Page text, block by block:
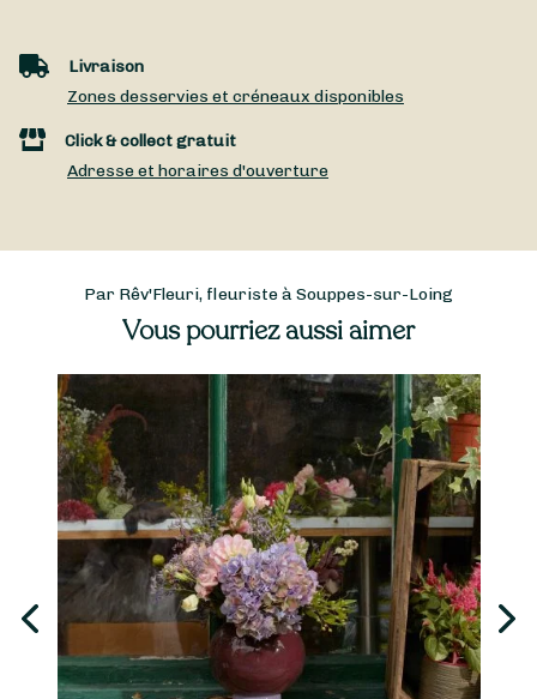
Livraison
Zones desservies et créneaux disponibles
Click & collect gratuit
Adresse et horaires d'ouverture
Par Rêv'Fleuri, fleuriste à Souppes-sur-Loing
Vous pourriez aussi aimer